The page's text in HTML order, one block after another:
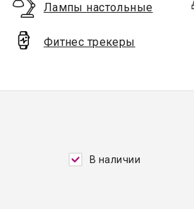
Лампы настольные
Фитнес трекеры
В наличии